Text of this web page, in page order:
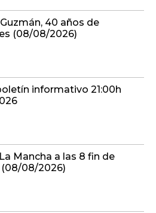
40 años de
(08/08/2026)
informativo 21:00h
Mancha a las 8 fin de
08/2026)